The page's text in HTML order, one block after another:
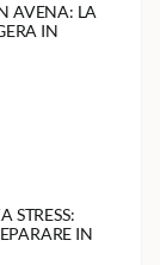
AVENA: LA
IN
STRESS:
IN